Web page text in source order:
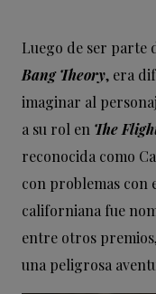
Luego de ser parte
Bang Theory, era
imaginar al
a su rol en The
reconocida como
con problemas con
californiana fue
entre otros
una peligrosa